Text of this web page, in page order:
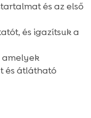
és az első
és igazítsuk a
amelyek
és átlátható